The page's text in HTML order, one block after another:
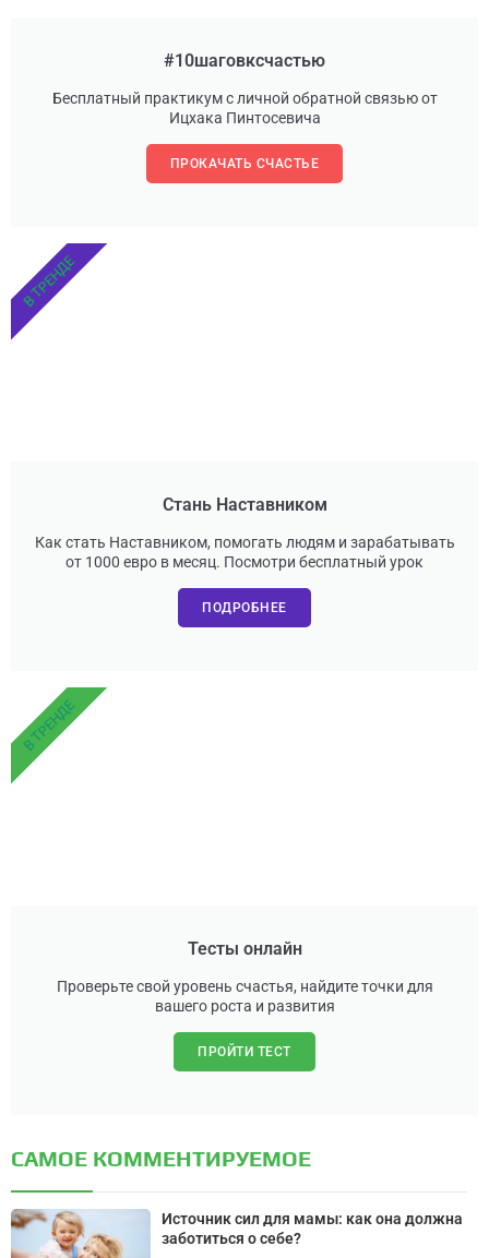
#10шаговксчастью
Бесплатный практикум с личной обратной связью от
Ицхака Пинтосевича
ПРОКАЧАТЬ СЧАСТЬЕ
Стань Наставником
Как стать Наставником, помогать людям и зарабатывать
от 1000 евро в месяц. Посмотри бесплатный урок
ПОДРОБНЕЕ
В ТРЕНДЕ
Тесты онлайн
Проверьте свой уровень счастья, найдите точки для
вашего роста и развития
ПРОЙТИ ТЕСТ
В ТРЕНДЕ
САМОЕ КОММЕНТИРУЕМОЕ
Источник сил для мамы: как она должна
заботиться о себе?